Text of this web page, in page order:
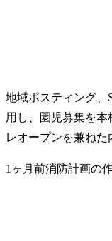
地域ポスティング、
用し、園児募集を
レオープンを兼ねた
1ヶ月前消防計画の